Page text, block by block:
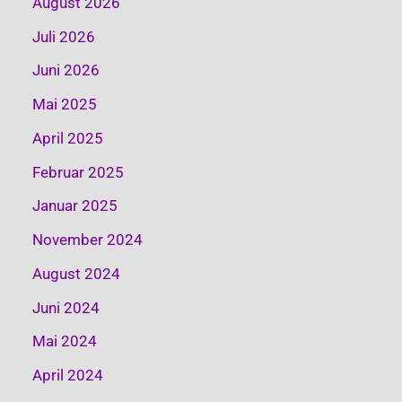
Juli 2026
Juni 2026
Mai 2025
April 2025
Februar 2025
Januar 2025
November 2024
August 2024
Juni 2024
Mai 2024
April 2024